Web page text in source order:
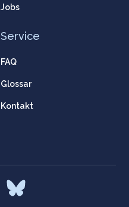
Jobs
Service
FAQ
Glossar
Kontakt